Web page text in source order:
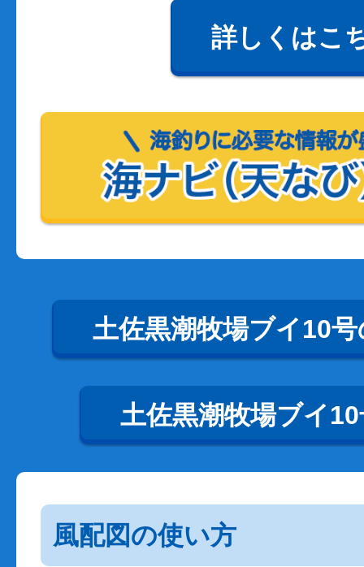
詳しくはこ
土佐黒潮牧場ブイ10
土佐黒潮牧場ブイ
風配図の使い方